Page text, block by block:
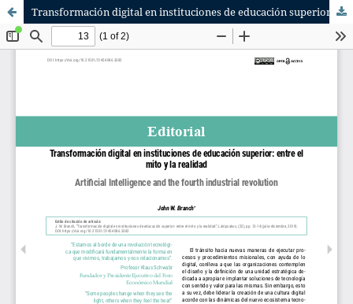
Transformación digital en instituciones de educación superior: entre el mito y la realidad